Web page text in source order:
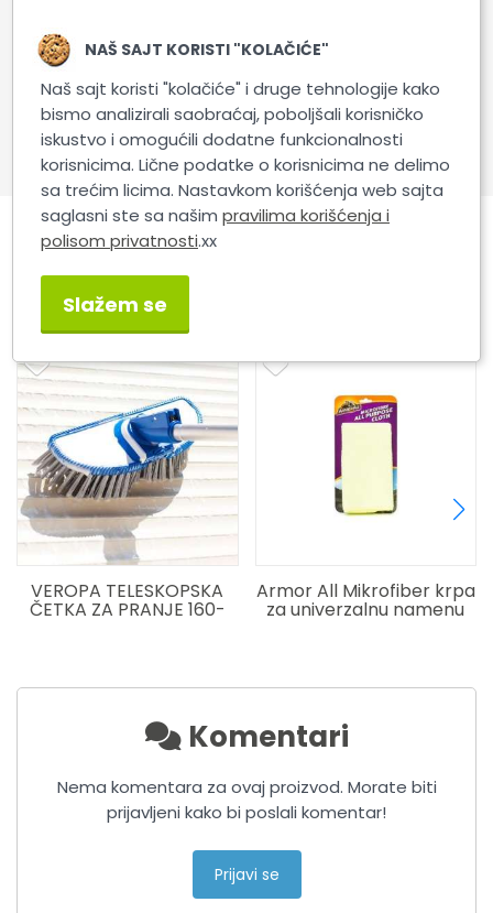
Dimenzije:
Veličina: 16,
Prečnik: 31 mm,
Visina čekinje: 44 mm,
Ukupna dužina: 23 cm.
Slični proizvodi
VEROPA TELESKOPSKA
ČETKA ZA PRANJE 160-
Armor All Mikrofiber krpa
za univerzalnu namenu
Komentari
Nema komentara za ovaj proizvod. Morate biti
prijavljeni kako bi poslali komentar!
Prijavi se
NAŠ SAJT KORISTI "KOLAČIĆE"
Naš sajt koristi "kolačiće" i druge tehnologije kako
bismo analizirali saobraćaj, poboljšali korisničko
iskustvo i omogućili dodatne funkcionalnosti
korisnicima. Lične podatke o korisnicima ne delimo
sa trećim licima. Nastavkom korišćenja web sajta
saglasni ste sa našimpravilima korišćenja i
polisom privatnosti.xx
Slažem se